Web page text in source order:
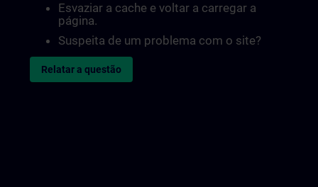
Esvaziar a cache e voltar a carregar a
página.
Suspeita de um problema com o site?
Relatar a questão